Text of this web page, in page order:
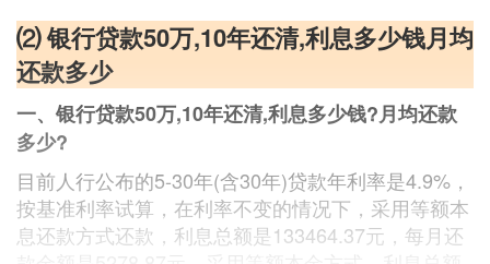
⑵ 银行贷款50万,10年还清,利息多少钱月均
还款多少
一、银行贷款50万,10年还清,利息多少钱?月均还款
多少?
目前人行公布的5-30年(含30年)贷款年利率是4.9%，
按基准利率试算，在利率不变的情况下，采用等额本
息还款方式还款，利息总额是133464.37元，每月还